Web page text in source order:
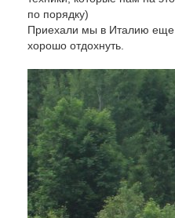
по порядку)
Приехали мы в Италию еще
хорошо отдохнуть.